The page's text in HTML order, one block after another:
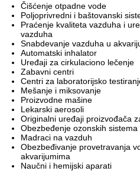
Čišćenje otpadne vode
Poljoprivredni i baštovanski
Praćenje kvaliteta vazduha i
vazduha
Snabdevanje vazduha u
Automatski inhalator
Uređaji za cirkulaciono lečenje
Zabavni centri
Centri za laboratorijsko
Mešanje i miksovanje
Proizvodne mašine
Lekarski aerosoli
Originalni uređaji proizvođača
Obezbeđenje ozonskih sistema
Madraci na vazduh
Obezbeđivanje provetravanja
akvarijumima
Naučni i hemijski aparati